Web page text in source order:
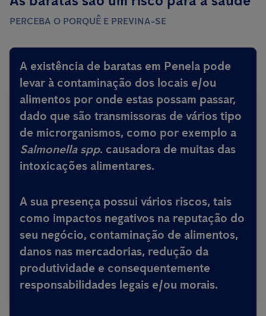
PERCEBA O PORQUÊ E PREVINA-SE
A existência de baratas em Penela pode
levar à contaminação dos locais e/ou
alimentos por onde estas possam passar,
dado que são transmissoras de vários tipo
de microrganismos, como por exemplo a
Salmonella spp. causadora de muitas das
intoxicações alimentares.
A sua presença possui vários riscos, tais
como impactos negativos na reputação do
seu negócio, contaminação de alimentos,
danos nas mercadorias, redução da
produtividade e consequentemente
responsabilidades legais e/ou morais.